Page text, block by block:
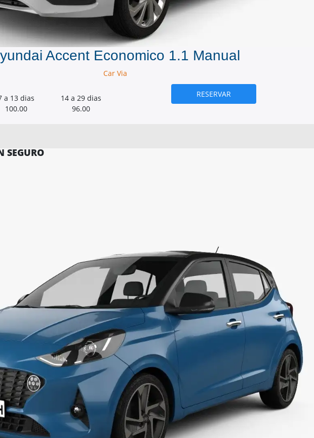
Accent Economico 1.1 Manual
Car Via
a 13 dias
100.00
14 a 29 dias
96.00
RESERVAR
SEGURO